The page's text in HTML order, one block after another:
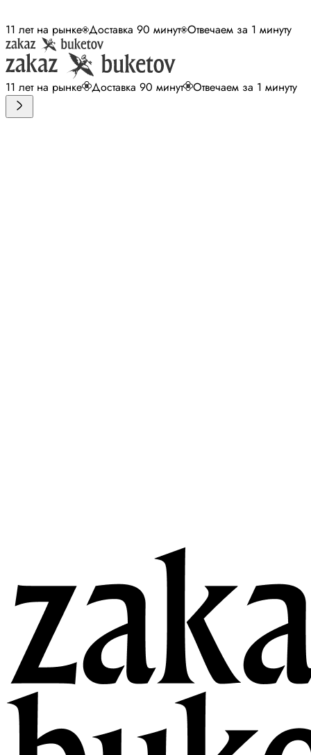
11 лет на рынке Доставка 90 минут Отвечаем за 1 минуту
11 лет на рынке Доставка 90 минут Отвечаем за 1 минуту